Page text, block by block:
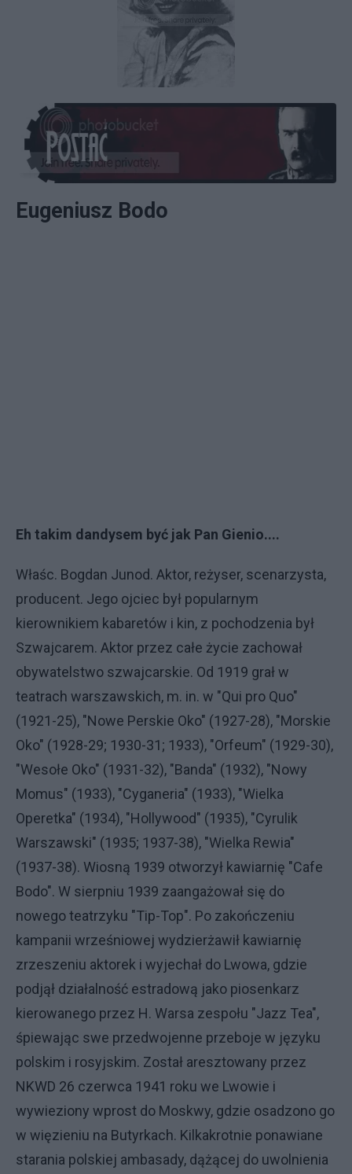
Eugeniusz Bodo
Eh takim dandysem być jak Pan Gienio....
Właśc. Bogdan Junod. Aktor, reżyser, scenarzysta,
producent. Jego ojciec był popularnym
kierownikiem kabaretów i kin, z pochodzenia był
Szwajcarem. Aktor przez całe życie zachował
obywatelstwo szwajcarskie. Od 1919 grał w
teatrach warszawskich, m. in. w "Qui pro Quo"
(1921-25), "Nowe Perskie Oko" (1927-28), "Morskie
Oko" (1928-29; 1930-31; 1933), "Orfeum" (1929-30),
"Wesołe Oko" (1931-32), "Banda" (1932), "Nowy
Momus" (1933), "Cyganeria" (1933), "Wielka
Operetka" (1934), "Hollywood" (1935), "Cyrulik
Warszawski" (1935; 1937-38), "Wielka Rewia"
(1937-38). Wiosną 1939 otworzył kawiarnię "Cafe
Bodo". W sierpniu 1939 zaangażował się do
nowego teatrzyku "Tip-Top". Po zakończeniu
kampanii wrześniowej wydzierżawił kawiarnię
zrzeszeniu aktorek i wyjechał do Lwowa, gdzie
podjął działalność estradową jako piosenkarz
kierowanego przez H. Warsa zespołu "Jazz Tea",
śpiewając swe przedwojenne przeboje w języku
polskim i rosyjskim. Został aresztowany przez
NKWD 26 czerwca 1941 roku we Lwowie i
wywieziony wprost do Moskwy, gdzie osadzono go
w więzieniu na Butyrkach. Kilkakrotnie ponawiane
starania polskiej ambasady, dążącej do uwolnienia